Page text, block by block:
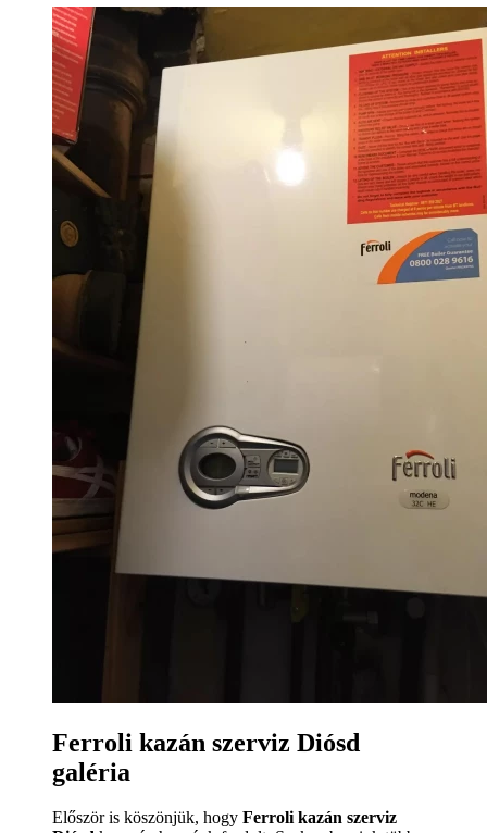
Ferroli kazán szerviz Diósd
galéria
Először is köszönjük, hogy Ferroli kazán szerviz